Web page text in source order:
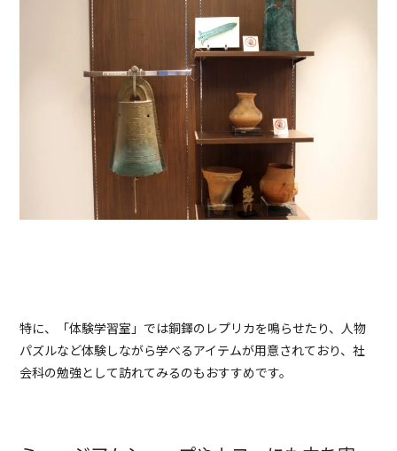
特に、「体験学習室」では銅鐸のレプリカを鳴らせたり、人物
パズルなど体験しながら学べるアイテムが用意されており、社
会科の勉強として訪れてみるのもおすすめです。